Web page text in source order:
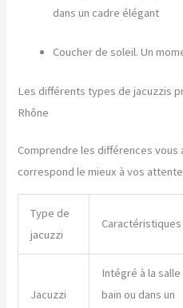
dans un cadre élégant
Coucher de soleil. Un
Les différents types de jacuzzis
Rhône
Comprendre les différences vous
correspond le mieux à vos
Type de
jacuzzi
Caractéristiques
Jacuzzi
Intégré à la salle
bain ou dans un